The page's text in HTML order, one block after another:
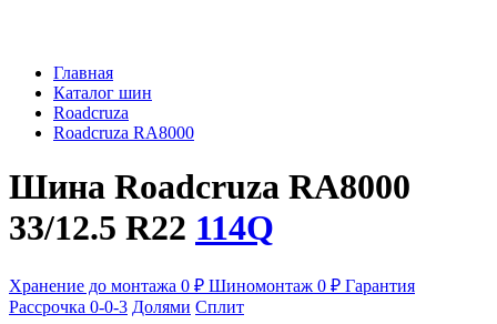
Главная
Каталог шин
Roadcruza
Roadcruza RA8000
Шина Roadcruza RA8000
33/12.5 R22 114Q
Хранение до монтажа 0 ₽ Шиномонтаж 0 ₽ Гарантия
Рассрочка 0-0-3 Долями Сплит